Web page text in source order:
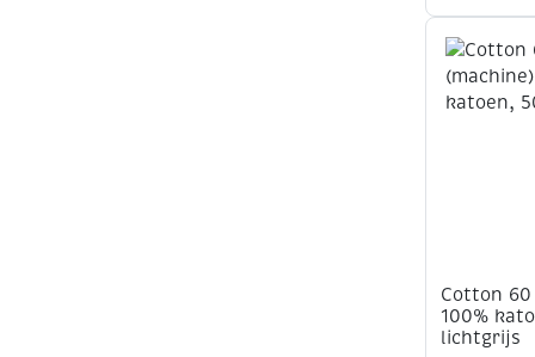
katoen,
500
meter,
Cotton
100%
lichtgrijs